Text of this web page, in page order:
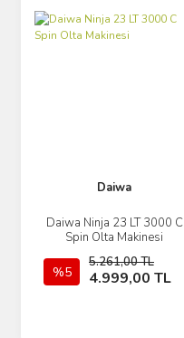
Daiwa
Daiwa Ninja 23 LT 3000 C
Spin Olta Makinesi
%5
5.261,00 TL
4.999,00 TL
İncele
Sepete Ekle